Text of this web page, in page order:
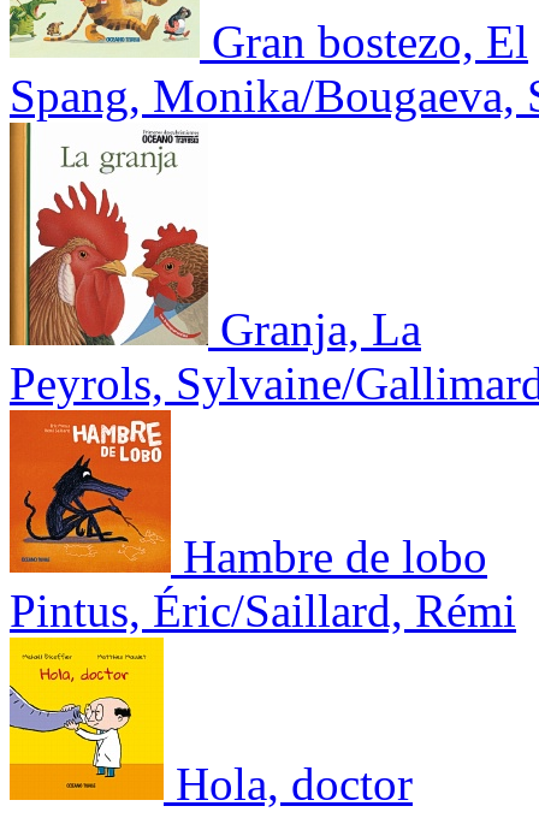
Gran bostezo, El
Spang, Monika/Bougaeva,
Granja, La
Peyrols, Sylvaine/
Hambre de lobo
Pintus, Éric/Saillard, Rémi
Hola, doctor